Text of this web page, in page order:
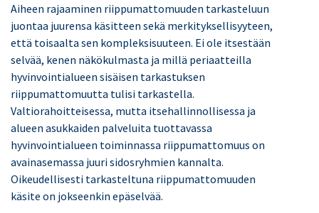
Aiheen rajaaminen riippumattomuuden tarkasteluun
juontaa juurensa käsitteen sekä merkityksellisyyteen,
että toisaalta sen kompleksisuuteen. Ei ole itsestään
selvää, kenen näkökulmasta ja millä periaatteilla
hyvinvointialueen sisäisen tarkastuksen
riippumattomuutta tulisi tarkastella.
Valtiorahoitteisessa, mutta itsehallinnollisessa ja
alueen asukkaiden palveluita tuottavassa
hyvinvointialueen toiminnassa riippumattomuus on
avainasemassa juuri sidosryhmien kannalta.
Oikeudellisesti tarkasteltuna riippumattomuuden
käsite on jokseenkin epäselvää.